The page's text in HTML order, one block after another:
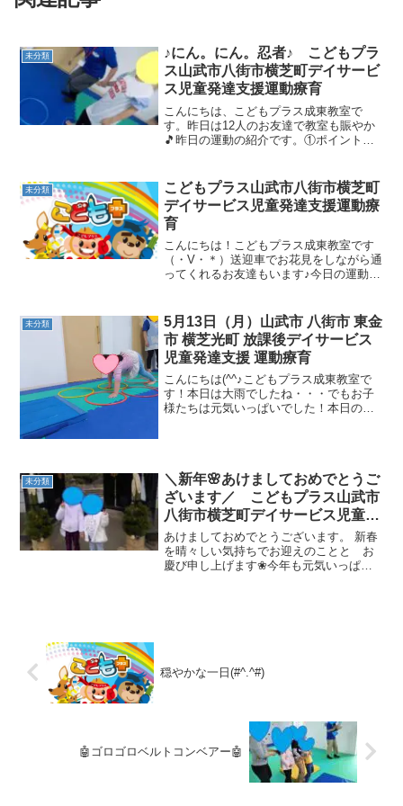
未分類
♪にん。にん。忍者♪ こどもプラ
ス山武市八街市横芝町デイサービ
ス児童発達支援運動療育
こんにちは、こどもプラス成東教室で
す。昨日は12人のお友達で教室も賑やか
🎵昨日の運動の紹介です。①ポイントジ
離したりと盛り上がりました。②忍者連
続跳び 跳躍力・バランス...
未分類
こどもプラス山武市八街市横芝町
デイサービス児童発達支援運動療
育
こんにちは！こどもプラス成東教室です
（・V・＊）送迎車でお花見をしながら通
ってくれるお友達もいます♪今日の運動遊
間認知力/回転感覚 になります。今回
は、パズルピース...
未分類
5月13日（月）山武市 八街市 東金
市 横芝光町 放課後デイサービス
児童発達支援 運動療育
こんにちは(^^♪こどもプラス成東教室で
す！本日は大雨でしたね・・・でもお子
様たちは元気いっぱいでした！本日の運
未分類
＼新年🌸あけましておめでとうご
ざいます／ こどもプラス山武市
八街市横芝町デイサービス児童発
達支援運動療育
あけましておめでとうございます。 新春
を晴々しい気持ちでお迎えのことと お
慶び申し上げます❀今年も元気いっぱい
穏やかな一日(#^.^#)
🤖ゴロゴロベルトコンベアー🤖